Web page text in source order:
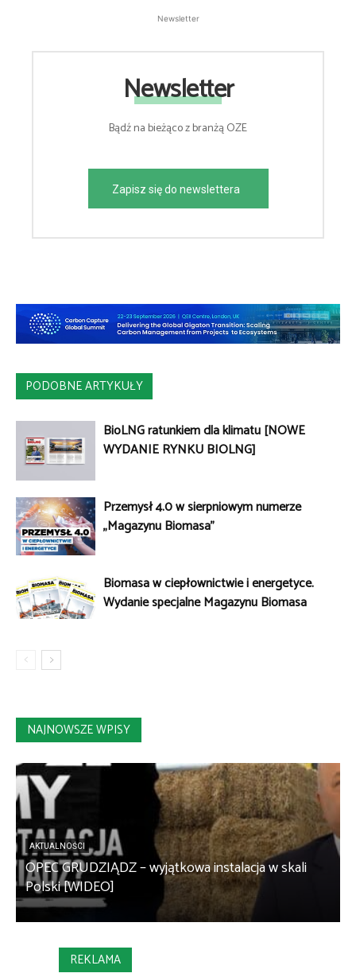
Newsletter
Newsletter
Bądź na bieżąco z branżą OZE
Zapisz się do newslettera
PODOBNE ARTYKUŁY
BioLNG ratunkiem dla klimatu [NOWE
WYDANIE RYNKU BIOLNG]
Przemysł 4.0 w sierpniowym numerze
„Magazynu Biomasa”
Biomasa w ciepłownictwie i energetyce.
Wydanie specjalne Magazynu Biomasa
NAJNOWSZE WPISY
AKTUALNOŚCI
OPEC GRUDZIĄDZ – wyjątkowa instalacja w skali
Polski [WIDEO]
REKLAMA